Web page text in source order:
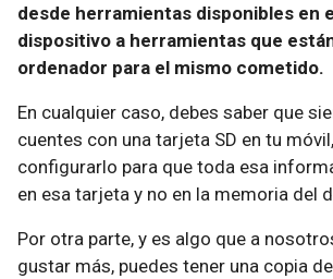
desde herramientas disponibles en
dispositivo a herramientas que
ordenador para el mismo cometido.
En cualquier caso, debes saber que
cuentes con una tarjeta SD en tu
configurarlo para que toda esa
en esa tarjeta y no en la memoria del
Por otra parte, y es algo que a
gustar más, puedes tener una copia